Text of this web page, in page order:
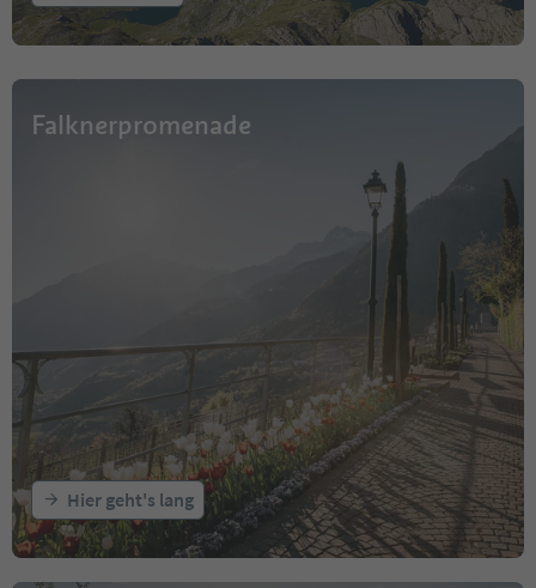
Falknerpromenade
Hier geht's lang